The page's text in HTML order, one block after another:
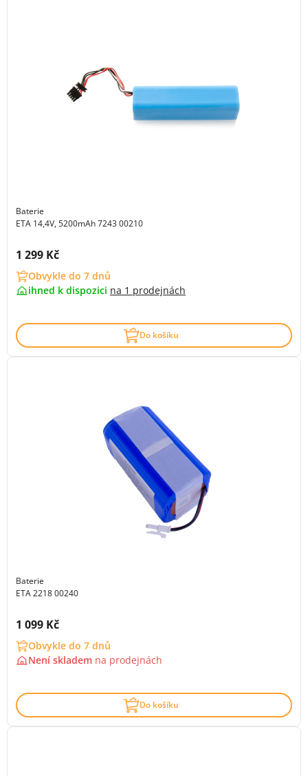
Baterie
ETA 14,4V, 5200mAh 7243 00210
Cena s DPH:
1 299 Kč
Obvykle do 7 dnů
ihned k dispozici na 1 prodejnách
Do košíku
Baterie
ETA 2218 00240
Cena s DPH:
1 099 Kč
Obvykle do 7 dnů
Není skladem na prodejnách
Do košíku